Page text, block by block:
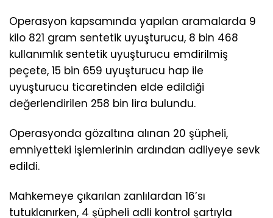
Operasyon kapsamında yapılan aramalarda 9
kilo 821 gram sentetik uyuşturucu, 8 bin 468
kullanımlık sentetik uyuşturucu emdirilmiş
peçete, 15 bin 659 uyuşturucu hap ile
uyuşturucu ticaretinden elde edildiği
değerlendirilen 258 bin lira bulundu.
Operasyonda gözaltına alınan 20 şüpheli,
emniyetteki işlemlerinin ardından adliyeye sevk
edildi.
Mahkemeye çıkarılan zanlılardan 16’sı
tutuklanırken, 4 şüpheli adli kontrol şartıyla